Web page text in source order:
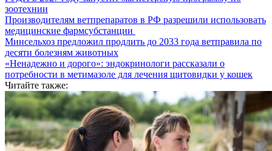
зоотехнии
Производителям ветпрепаратов в РФ разрешили использовать
медицинские фармсубстанции
Минсельхоз предложил продлить до 2033 года ветправила по
десяти болезням животных
«Ненадежно и дорого»: эндокринологи рассказали о
потребности в метимазоле для лечения щитовидки у кошек
Читайте также: